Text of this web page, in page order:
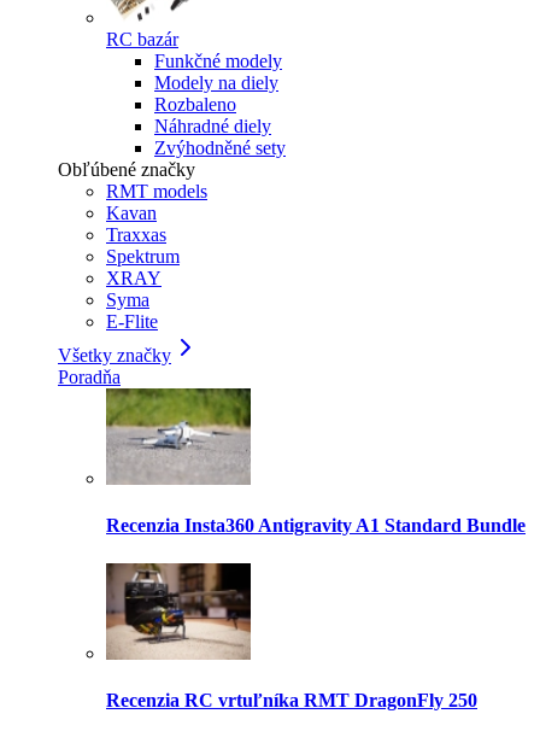
RC bazár
Funkčné modely
Modely na diely
Rozbaleno
Náhradné diely
Zvýhodněné sety
Obľúbené značky
RMT models
Kavan
Traxxas
Spektrum
XRAY
Syma
E-Flite
Všetky značky
Poradňa
Recenzia Insta360 Antigravity A1 Standard Bundle
Recenzia RC vrtuľníka RMT DragonFly 250